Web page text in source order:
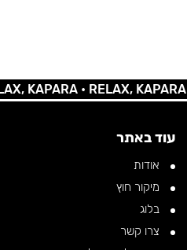
•RELAX, KAPARA •
עוד באתר
אודות
מיקור חוץ
בלוג
צרו קשר